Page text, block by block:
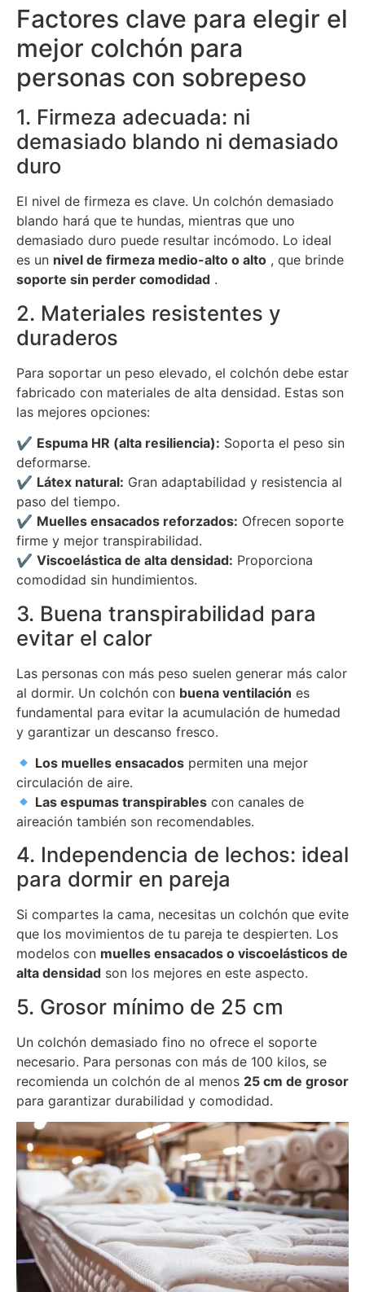
Factores clave para elegir el
mejor colchón para
personas con sobrepeso
1. Firmeza adecuada: ni
demasiado blando ni demasiado
duro
El nivel de firmeza es clave. Un colchón demasiado
blando hará que te hundas, mientras que uno
demasiado duro puede resultar incómodo. Lo ideal
es un nivel de firmeza medio-alto o alto , que brinde
soporte sin perder comodidad .
2. Materiales resistentes y
duraderos
Para soportar un peso elevado, el colchón debe estar
fabricado con materiales de alta densidad. Estas son
las mejores opciones:
✔ Espuma HR (alta resiliencia): Soporta el peso sin
deformarse.
✔ Látex natural: Gran adaptabilidad y resistencia al
paso del tiempo.
✔ Muelles ensacados reforzados: Ofrecen soporte
firme y mejor transpirabilidad.
✔ Viscoelástica de alta densidad: Proporciona
comodidad sin hundimientos.
3. Buena transpirabilidad para
evitar el calor
Las personas con más peso suelen generar más calor
al dormir. Un colchón con buena ventilación es
fundamental para evitar la acumulación de humedad
y garantizar un descanso fresco.
Los muelles ensacados permiten una mejor
circulación de aire.
Las espumas transpirables con canales de
aireación también son recomendables.
4. Independencia de lechos: ideal
para dormir en pareja
Si compartes la cama, necesitas un colchón que evite
que los movimientos de tu pareja te despierten. Los
modelos con muelles ensacados o viscoelásticos de
alta densidad son los mejores en este aspecto.
5. Grosor mínimo de 25 cm
Un colchón demasiado fino no ofrece el soporte
necesario. Para personas con más de 100 kilos, se
recomienda un colchón de al menos 25 cm de grosor
para garantizar durabilidad y comodidad.